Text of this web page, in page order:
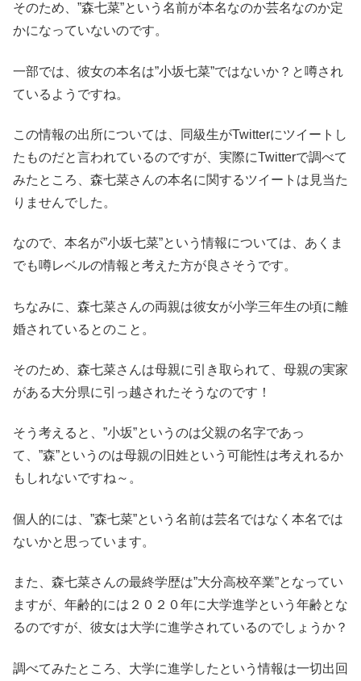
そのため、”森七菜”という名前が本名なのか芸名なのか定
かになっていないのです。
一部では、彼女の本名は”小坂七菜”ではないか？と噂され
ているようですね。
この情報の出所については、同級生がTwitterにツイートし
たものだと言われているのですが、実際にTwitterで調べて
みたところ、森七菜さんの本名に関するツイートは見当た
りませんでした。
なので、本名が”小坂七菜”という情報については、あくま
でも噂レベルの情報と考えた方が良さそうです。
ちなみに、森七菜さんの両親は彼女が小学三年生の頃に離
婚されているとのこと。
そのため、森七菜さんは母親に引き取られて、母親の実家
がある大分県に引っ越されたそうなのです！
そう考えると、”小坂”というのは父親の名字であっ
て、”森”というのは母親の旧姓という可能性は考えれるか
もしれないですね～。
個人的には、”森七菜”という名前は芸名ではなく本名では
ないかと思っています。
また、森七菜さんの最終学歴は”大分高校卒業”となってい
ますが、年齢的には２０２０年に大学進学という年齢とな
るのですが、彼女は大学に進学されているのでしょうか？
調べてみたところ、大学に進学したという情報は一切出回